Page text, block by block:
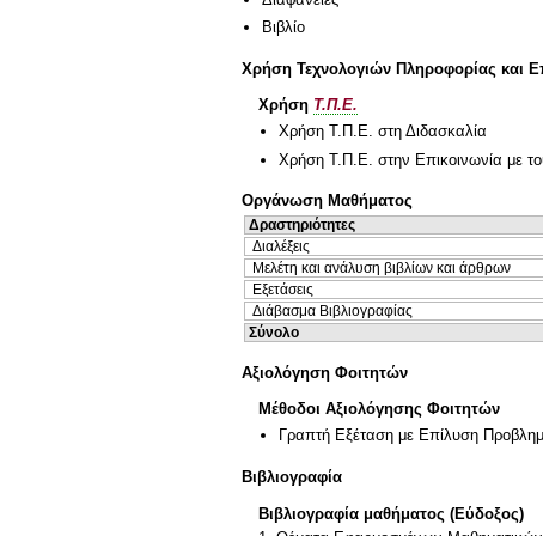
Βιβλίο
Χρήση Τεχνολογιών Πληροφορίας και
Χρήση Τ.Π.Ε.
Χρήση Τ.Π.Ε. στη Διδασκαλία
Χρήση Τ.Π.Ε. στην Επικοινωνία με
Οργάνωση Μαθήματος
Δραστηριότητες
Διαλέξεις
Μελέτη και ανάλυση βιβλίων και άρθρων
Εξετάσεις
Διάβασμα Βιβλιογραφίας
Σύνολο
Αξιολόγηση Φοιτητών
Μέθοδοι Αξιολόγησης Φοιτητών
Γραπτή Εξέταση με Επίλυση
Βιβλιογραφία
Βιβλιογραφία μαθήματος (Εύδοξος)